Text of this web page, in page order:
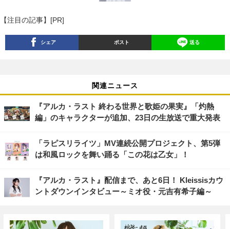
【注目の記事】[PR]
シェア ポスト 送る
関連ニュース
『アルカ・ラスト 終わる世界と歌姫の果実』「灼熱
編」のキャラクターが追加、23日の生放送で重大発表
「ラピスリライツ」MV連続公開プロジェクト、第5弾
は和風ロックを舞い踊る「この花は乙女」！
『アルカ・ラスト』配信まで、あと6日！ Kleissisカウ
ントダウンインタビュー～ミオ役・元吉有希子編～